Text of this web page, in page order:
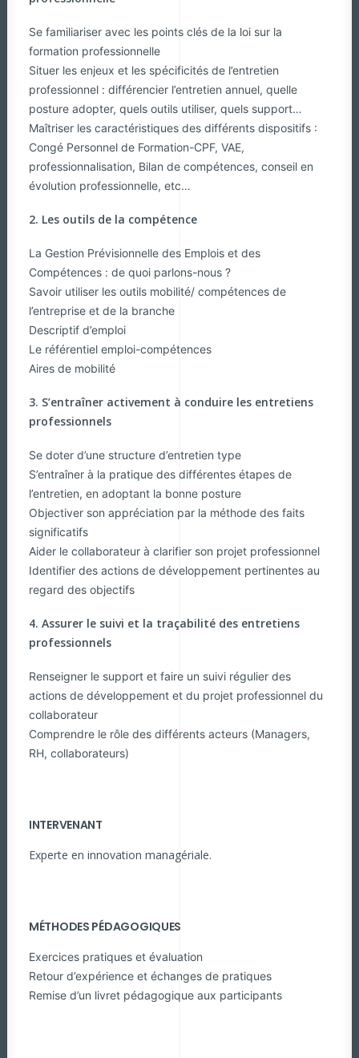
Se familiariser avec les points clés de la loi sur la
formation professionnelle
Situer les enjeux et les spécificités de l’entretien
professionnel : différencier l’entretien annuel, quelle
posture adopter, quels outils utiliser, quels support…
Maîtriser les caractéristiques des différents dispositifs :
Congé Personnel de Formation-CPF, VAE,
professionnalisation, Bilan de compétences, conseil en
évolution professionnelle, etc…
2. Les outils de la compétence
La Gestion Prévisionnelle des Emplois et des
Compétences : de quoi parlons-nous ?
Savoir utiliser les outils mobilité/ compétences de
l’entreprise et de la branche
Descriptif d’emploi
Le référentiel emploi-compétences
Aires de mobilité
3. S’entraîner activement à conduire les entretiens
professionnels
Se doter d’une structure d’entretien type
S’entraîner à la pratique des différentes étapes de
l’entretien, en adoptant la bonne posture
Objectiver son appréciation par la méthode des faits
significatifs
Aider le collaborateur à clarifier son projet professionnel
Identifier des actions de développement pertinentes au
regard des objectifs
4. Assurer le suivi et la traçabilité des entretiens
professionnels
Renseigner le support et faire un suivi régulier des
actions de développement et du projet professionnel du
collaborateur
Comprendre le rôle des différents acteurs (Managers,
RH, collaborateurs)
INTERVENANT
Experte en innovation managériale.
MÉTHODES PÉDAGOGIQUES
Exercices pratiques et évaluation
Retour d’expérience et échanges de pratiques
Remise d’un livret pédagogique aux participants